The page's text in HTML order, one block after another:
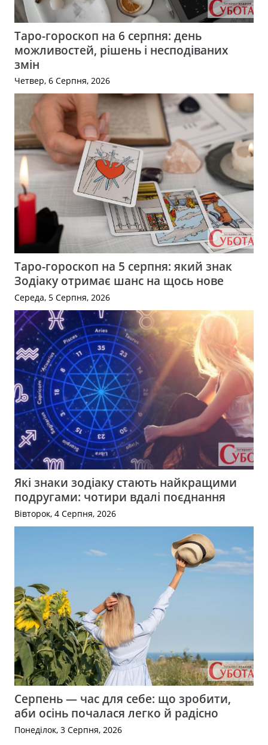
Таро-гороскоп на 6 серпня: день
можливостей, рішень і несподіваних
змін
Четвер, 6 Серпня, 2026
Таро-гороскоп на 5 серпня: який знак
Зодіаку отримає шанс на щось нове
Середа, 5 Серпня, 2026
Які знаки зодіаку стають найкращими
подругами: чотири вдалі поєднання
Вівторок, 4 Серпня, 2026
Серпень — час для себе: що зробити,
аби осінь почалася легко й радісно
Понеділок, 3 Серпня, 2026